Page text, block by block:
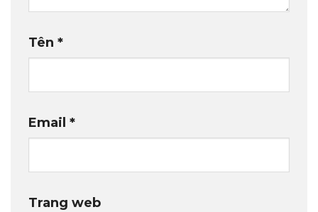
Tên *
Email *
Trang web